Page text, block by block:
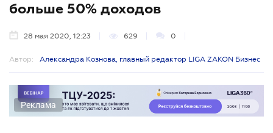
больше 50% доходов
28 мая 2020, 12:23 629 0
Автор: Александра Кознова, главный редактор LIGA ZAKON Бизнес
Реклама